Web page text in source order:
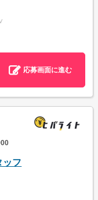
応募画面に進む
ッフ